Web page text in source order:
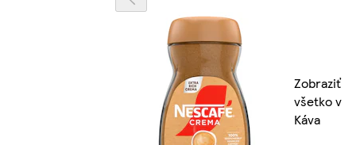
Zobraziť
všetko v
Káva